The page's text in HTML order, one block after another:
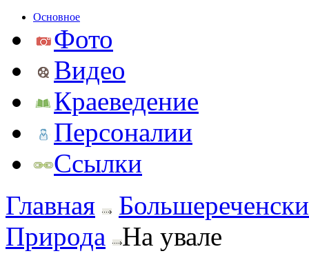
Основное
Фото
Видео
Краеведение
Персоналии
Ссылки
Главная
Природа
На увале